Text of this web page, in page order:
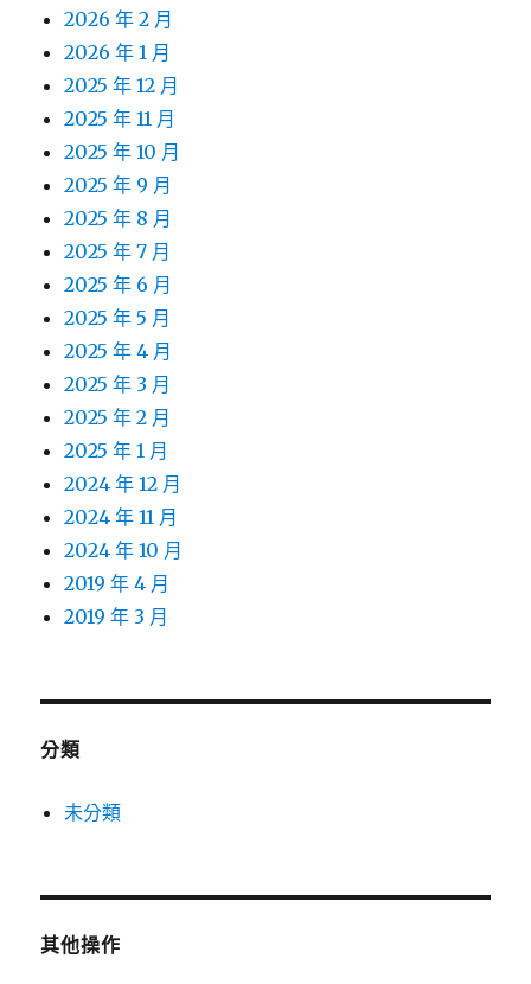
2026 年 2 月
2026 年 1 月
2025 年 12 月
2025 年 11 月
2025 年 10 月
2025 年 9 月
2025 年 8 月
2025 年 7 月
2025 年 6 月
2025 年 5 月
2025 年 4 月
2025 年 3 月
2025 年 2 月
2025 年 1 月
2024 年 12 月
2024 年 11 月
2024 年 10 月
2019 年 4 月
2019 年 3 月
分類
未分類
其他操作